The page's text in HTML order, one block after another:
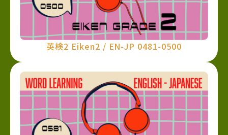
英検2 Eiken2 / EN-JP 0481-0500